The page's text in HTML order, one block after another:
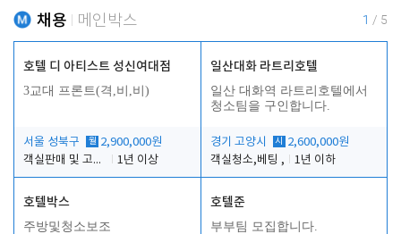
채용 메인박스 1 / 5
호텔 디 아티스트 성신여대점
3교대 프론트(격,비,비)
서울 성북구 월 2,900,000원
객실판매 및 고객응대
1년 이상
일산대화 라트리호텔
일산 대화역 라트리호텔에서
청소팀을 구인합니다.
경기 고양시 시
2,600,000원
객실청소,베팅 ,
1년 이하
호텔박스
주방및청소보조
호텔준
부부팀 모집합니다.